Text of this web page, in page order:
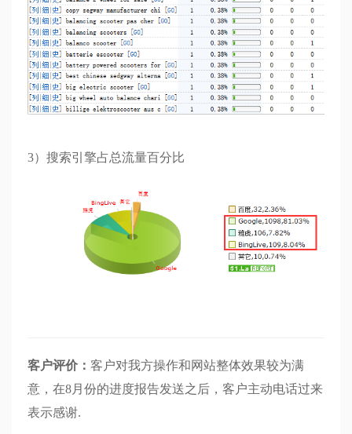
3）搜索引擎占总流量百分比
客户评价： 客户对我方操作和网站整体效果较为满
意，在8月份的进度报告发送之后，客户主动电话过来
表示感谢.